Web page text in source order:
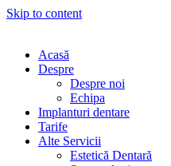
Skip to content
Acasă
Despre
Despre noi
Echipa
Implanturi dentare
Tarife
Alte Servicii
Estetică Dentară